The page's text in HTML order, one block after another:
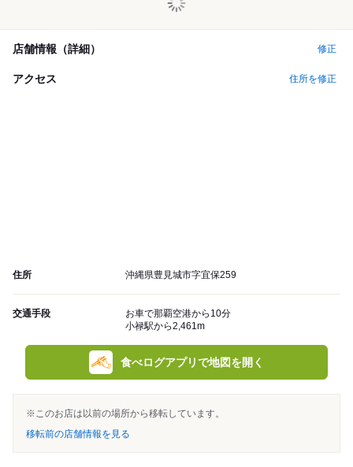
店舗情報（詳細） 修正
アクセス 住所を修正
住所 沖縄県豊見城市字宜保259
交通手段
お車で那覇空港から10分
小禄駅から2,461m
食べログアプリで地図を開く
※このお店は以前の場所から移転しています。
移転前の店舗情報を見る